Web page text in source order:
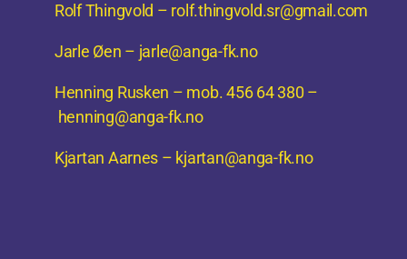
Rolf Thingvold – rolf.thingvold.sr@gmail.com
Jarle Øen – jarle@anga-fk.no
Henning Rusken – mob. 456 64 380 –
henning@anga-fk.no
Kjartan Aarnes – kjartan@anga-fk.no